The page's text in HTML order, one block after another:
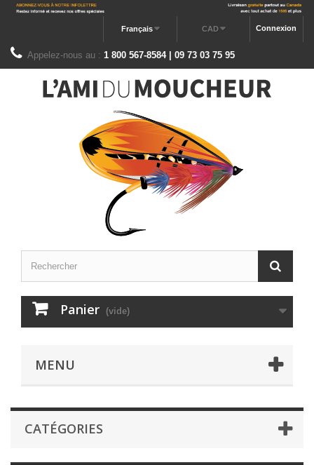
Connexion
CAD
Français
Appelez-nous au : 1 800 567-8584 | 09 73 03 75 95
Panier (vide)
MENU
CATÉGORIES